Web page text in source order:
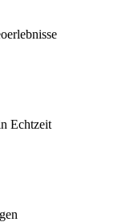
Echtzeit